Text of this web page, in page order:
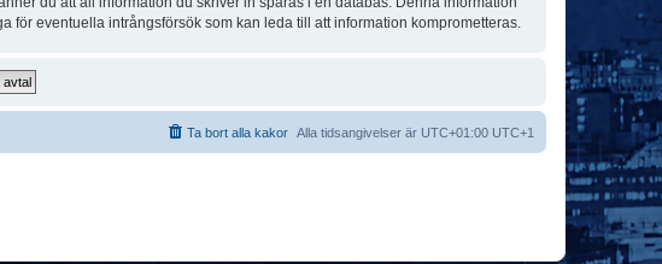
för eventuella intrångsförsök som kan leda till att information komprometteras.
Alla tidsangivelser är UTC+01:00 UTC+1
Ta bort alla kakor